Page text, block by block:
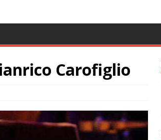
Carofiglio